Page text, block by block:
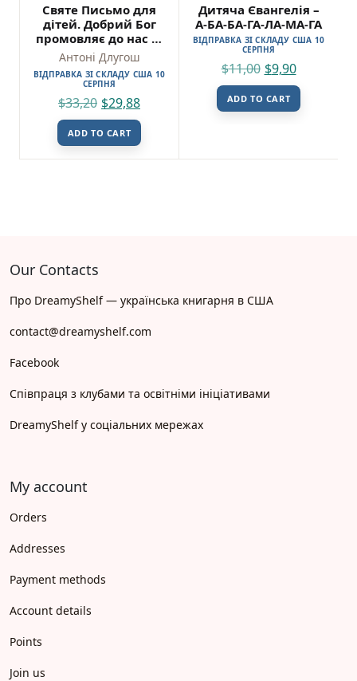
Святе Письмо для
дітей. Добрий Бог
промовляє до нас —
Антоні Длугош
Антоні Длугош
ВІДПРАВКА ЗІ СКЛАДУ США 10
СЕРПНЯ
$33,20 $29,88
ADD TO CART
Дитяча Євангелія –
А-БА-БА-ГА-ЛА-МА-ГА
ВІДПРАВКА ЗІ СКЛАДУ США 10
СЕРПНЯ
$11,00 $9,90
ADD TO CART
Our Contacts
Про DreamyShelf — українська книгарня в США
contact@dreamyshelf.com
Facebook
Співпраця з клубами та освітніми ініціативами
DreamyShelf у соціальних мережах
My account
Orders
Addresses
Payment methods
Account details
Points
Join us